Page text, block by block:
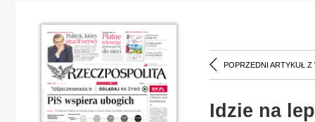
POPRZEDNI ARTYKUŁ Z
Idzie na